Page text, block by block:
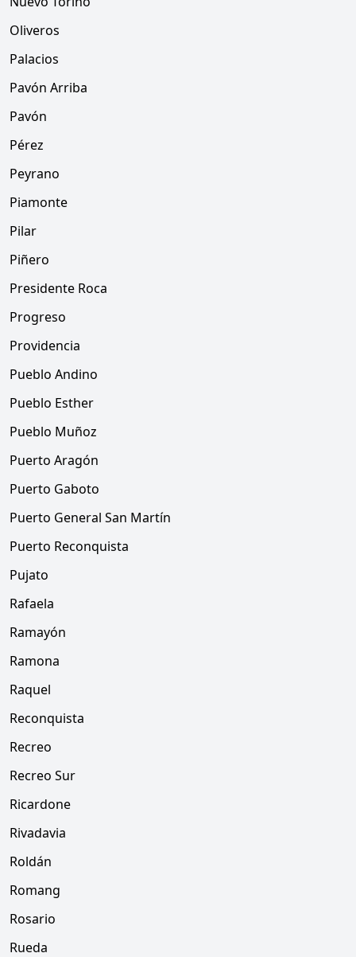
Oliveros
Palacios
Pavón Arriba
Pavón
Pérez
Peyrano
Piamonte
Pilar
Piñero
Presidente Roca
Progreso
Providencia
Pueblo Andino
Pueblo Esther
Pueblo Muñoz
Puerto Aragón
Puerto Gaboto
Puerto General San Martín
Puerto Reconquista
Pujato
Rafaela
Ramayón
Ramona
Raquel
Reconquista
Recreo
Recreo Sur
Ricardone
Rivadavia
Roldán
Romang
Rosario
Rueda